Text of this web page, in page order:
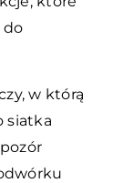
do
w którą
siatka